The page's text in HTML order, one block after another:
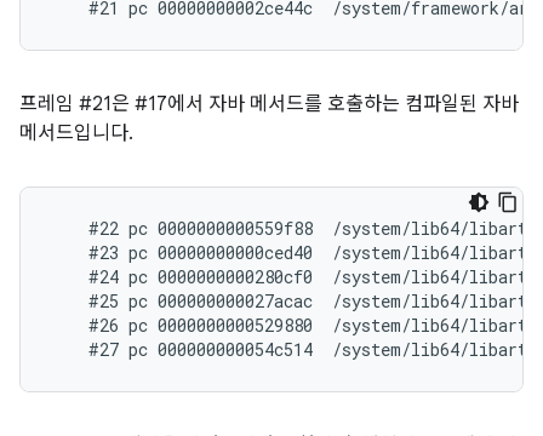
프레임 #21은 #17에서 자바 메서드를 호출하는 컴파일된 자바
메서드입니다.
#22 pc 0000000000559f88  /system/lib64/
#23 pc 00000000000ced40  /system/lib64/
#24 pc 0000000000280cf0  /system/lib64/
#25 pc 000000000027acac  /system/lib64/
#26 pc 0000000000529880  /system/lib64/